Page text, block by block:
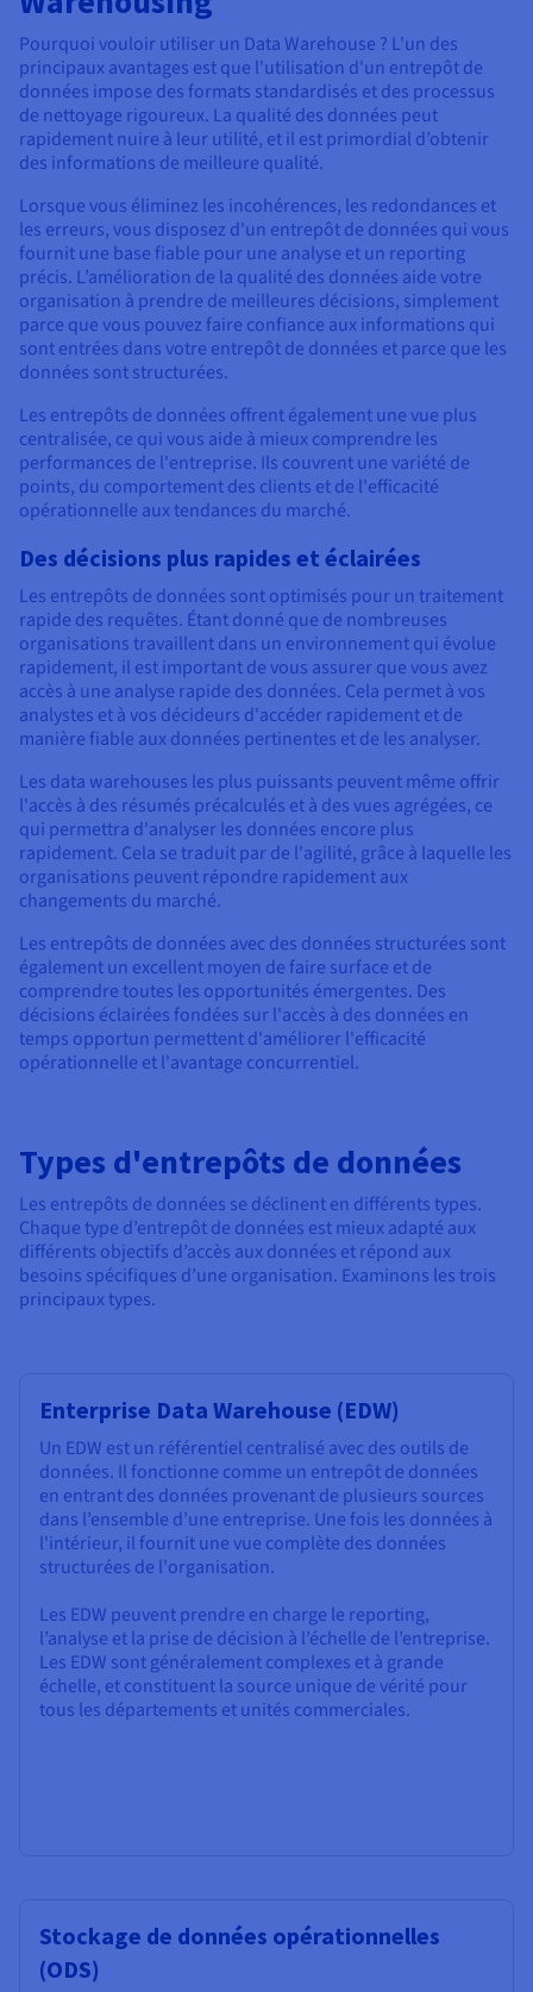
Pourquoi vouloir utiliser un Data Warehouse ? L'un des
principaux avantages est que l'utilisation d'un entrepôt de
données impose des formats standardisés et des processus
de nettoyage rigoureux. La qualité des données peut
rapidement nuire à leur utilité, et il est primordial d’obtenir
des informations de meilleure qualité.
Lorsque vous éliminez les incohérences, les redondances et
les erreurs, vous disposez d'un entrepôt de données qui vous
fournit une base fiable pour une analyse et un reporting
précis. L’amélioration de la qualité des données aide votre
organisation à prendre de meilleures décisions, simplement
parce que vous pouvez faire confiance aux informations qui
sont entrées dans votre entrepôt de données et parce que les
données sont structurées.
Les entrepôts de données offrent également une vue plus
centralisée, ce qui vous aide à mieux comprendre les
performances de l'entreprise. Ils couvrent une variété de
points, du comportement des clients et de l'efficacité
opérationnelle aux tendances du marché.
Des décisions plus rapides et éclairées
Les entrepôts de données sont optimisés pour un traitement
rapide des requêtes. Étant donné que de nombreuses
organisations travaillent dans un environnement qui évolue
rapidement, il est important de vous assurer que vous avez
accès à une analyse rapide des données. Cela permet à vos
analystes et à vos décideurs d'accéder rapidement et de
manière fiable aux données pertinentes et de les analyser.
Les data warehouses les plus puissants peuvent même offrir
l'accès à des résumés précalculés et à des vues agrégées, ce
qui permettra d'analyser les données encore plus
rapidement. Cela se traduit par de l'agilité, grâce à laquelle les
organisations peuvent répondre rapidement aux
changements du marché.
Les entrepôts de données avec des données structurées sont
également un excellent moyen de faire surface et de
comprendre toutes les opportunités émergentes. Des
décisions éclairées fondées sur l'accès à des données en
temps opportun permettent d'améliorer l'efficacité
opérationnelle et l'avantage concurrentiel.
Types d'entrepôts de données
Les entrepôts de données se déclinent en différents types.
Chaque type d’entrepôt de données est mieux adapté aux
différents objectifs d’accès aux données et répond aux
besoins spécifiques d’une organisation. Examinons les trois
principaux types.
Enterprise Data Warehouse (EDW)
Un EDW est un référentiel centralisé avec des outils de
données. Il fonctionne comme un entrepôt de données
en entrant des données provenant de plusieurs sources
dans l’ensemble d’une entreprise. Une fois les données à
l'intérieur, il fournit une vue complète des données
structurées de l'organisation.
Les EDW peuvent prendre en charge le reporting,
l’analyse et la prise de décision à l’échelle de l’entreprise.
Les EDW sont généralement complexes et à grande
échelle, et constituent la source unique de vérité pour
tous les départements et unités commerciales.
Stockage de données opérationnelles
(ODS)